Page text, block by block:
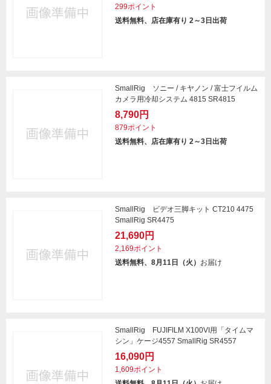
299ポイント
送料無料、店在庫有り 2～3日出荷
SmallRig ソニー / キヤノン / 富士フイルム
カメラ用冷却システム 4815 SR4815
8,790円
879ポイント
送料無料、店在庫有り 2～3日出荷
SmallRig ビデオ三脚キット CT210 4475
SmallRig SR4475
21,690円
2,169ポイント
送料無料、8月11日（火） お届け
SmallRig FUJIFILM X100VI用「タイムマ
シン」ケージ4557 SmallRig SR4557
16,090円
1,609ポイント